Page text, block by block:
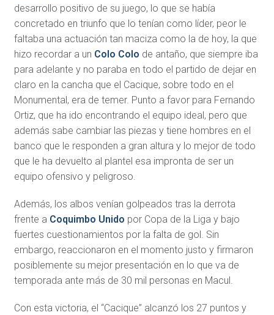
desarrollo positivo de su juego, lo que se había
concretado en triunfo que lo tenían como líder, peor le
faltaba una actuación tan maciza como la de hoy, la que
hizo recordar a un Colo Colo de antaño, que siempre iba
para adelante y no paraba en todo el partido de dejar en
claro en la cancha que el Cacique, sobre todo en el
Monumental, era de temer. Punto a favor para Fernando
Ortiz, que ha ido encontrando el equipo ideal, pero que
además sabe cambiar las piezas y tiene hombres en el
banco que le responden a gran altura y lo mejor de todo
que le ha devuelto al plantel esa impronta de ser un
equipo ofensivo y peligroso.
Además, los albos venían golpeados tras la derrota
frente a Coquimbo Unido por Copa de la Liga y bajo
fuertes cuestionamientos por la falta de gol. Sin
embargo, reaccionaron en el momento justo y firmaron
posiblemente su mejor presentación en lo que va de
temporada ante más de 30 mil personas en Macul.
Con esta victoria, el “Cacique” alcanzó los 27 puntos y